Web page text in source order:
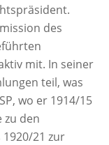
des
mit. In seiner
teil, was
wo er 1914/15
zu den
21 zur